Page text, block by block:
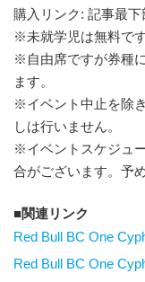
購入リンク: 記事最
※未就学児は無料です
※自由席ですが券種
ます。
※イベント中止を除
しは行いません。
※イベントスケジュ
合がございます。予
関連リンク
Red Bull BC One
Red Bull BC One